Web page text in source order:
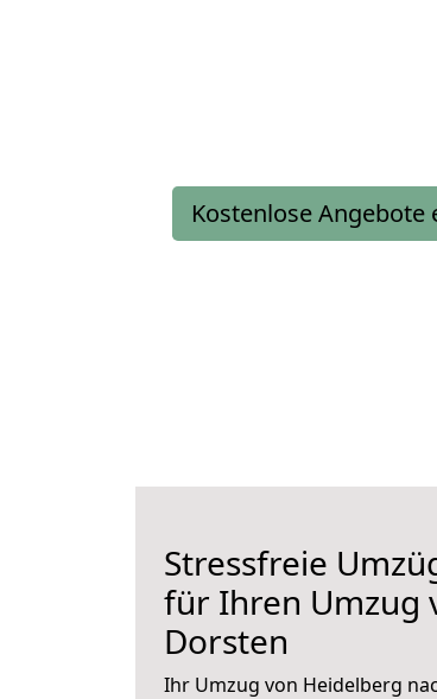
Kostenlose Angebote
Stressfreie
für Ihren Umzug
Dorsten
Ihr Umzug von Heidelberg